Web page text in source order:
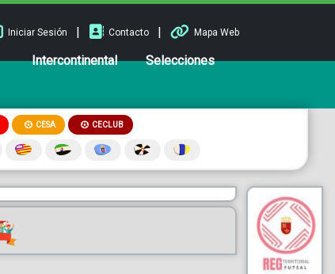
Iniciar Sesión | Contacto | Mapa Web
Intercontinental Selecciones
CESA CECLUB